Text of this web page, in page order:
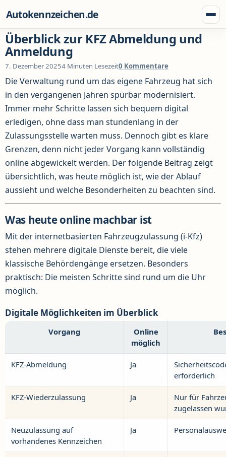
Autokennzeichen.de
Überblick zur KFZ Abmeldung und
Anmeldung
7. Dezember 20254 Minuten Lesezeit0 Kommentare
Die Verwaltung rund um das eigene Fahrzeug hat sich
in den vergangenen Jahren spürbar modernisiert.
Immer mehr Schritte lassen sich bequem digital
erledigen, ohne dass man stundenlang in der
Zulassungsstelle warten muss. Dennoch gibt es klare
Grenzen, denn nicht jeder Vorgang kann vollständig
online abgewickelt werden. Der folgende Beitrag zeigt
übersichtlich, was heute möglich ist, wie der Ablauf
aussieht und welche Besonderheiten zu beachten sind.
Was heute online machbar ist
Mit der internetbasierten Fahrzeugzulassung (i-Kfz)
stehen mehrere digitale Dienste bereit, die viele
klassische Behördengänge ersetzen. Besonders
praktisch: Die meisten Schritte sind rund um die Uhr
möglich.
Digitale Möglichkeiten im Überblick
Vorgang
Online
möglich
KFZ-Abmeldung Ja
erforderlich
KFZ-Wiederzulassung Ja
Nur für
zugelassen
Neuzulassung auf
vorhandenes Kennzeichen
Ja